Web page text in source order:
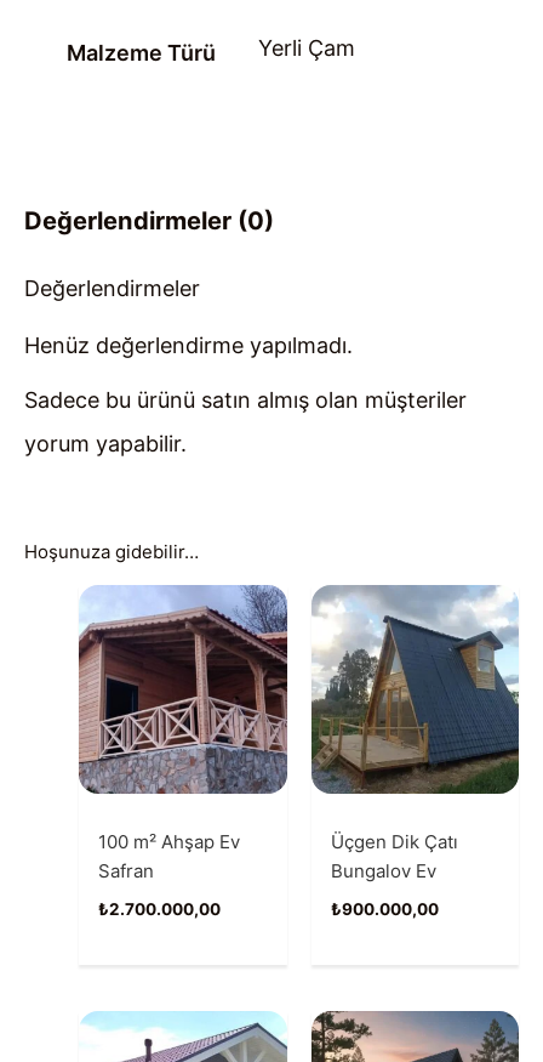
Malzeme Türü Yerli Çam
Değerlendirmeler (0)
Değerlendirmeler
Henüz değerlendirme yapılmadı.
Sadece bu ürünü satın almış olan müşteriler
yorum yapabilir.
Hoşunuza gidebilir…
100 m² Ahşap Ev
Safran
₺2.700.000,00
Üçgen Dik Çatı
Bungalov Ev
₺900.000,00